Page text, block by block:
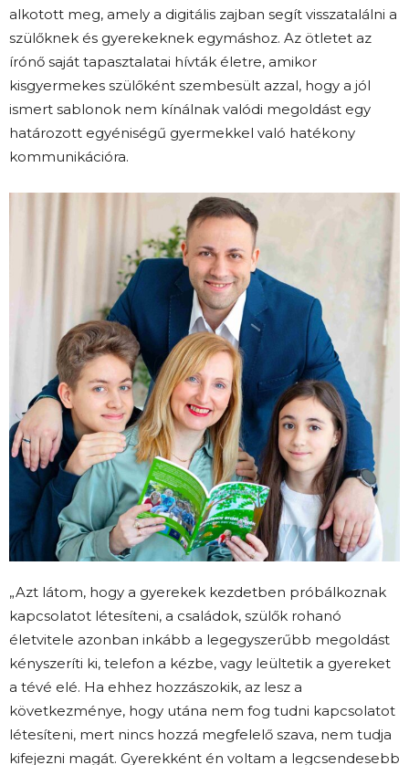
alkotott meg, amely a digitális zajban segít visszatalálni a
szülőknek és gyerekeknek egymáshoz. Az ötletet az
írónő saját tapasztalatai hívták életre, amikor
kisgyermekes szülőként szembesült azzal, hogy a jól
ismert sablonok nem kínálnak valódi megoldást egy
határozott egyéniségű gyermekkel való hatékony
kommunikációra.
„Azt látom, hogy a gyerekek kezdetben próbálkoznak
kapcsolatot létesíteni, a családok, szülők rohanó
életvitele azonban inkább a legegyszerűbb megoldást
kényszeríti ki, telefon a kézbe, vagy leültetik a gyereket
a tévé elé. Ha ehhez hozzászokik, az lesz a
következménye, hogy utána nem fog tudni kapcsolatot
létesíteni, mert nincs hozzá megfelelő szava, nem tudja
kifejezni magát. Gyerekként én voltam a legcsendesebb